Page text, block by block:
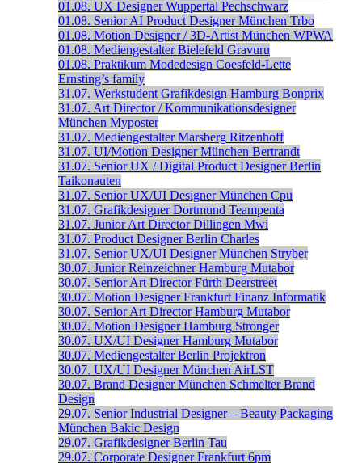
01.08. UX Designer Wuppertal Pechschwarz
01.08. Senior AI Product Designer München Trbo
01.08. Motion Designer / 3D-Artist München WPWA
01.08. Mediengestalter Bielefeld Gravuru
01.08. Praktikum Modedesign Coesfeld-Lette
Ernsting’s family
31.07. Werkstudent Grafikdesign Hamburg Bonprix
31.07. Art Director / Kommunikationsdesigner
München Myposter
31.07. Mediengestalter Marsberg Ritzenhoff
31.07. UI/Motion Designer München Bertrandt
31.07. Senior UX / Digital Product Designer Berlin
Taikonauten
31.07. Senior UX/UI Designer München Cpu
31.07. Grafikdesigner Dortmund Teampenta
31.07. Junior Art Director Dillingen Mwi
31.07. Product Designer Berlin Charles
31.07. Senior UX/UI Designer München Stryber
30.07. Junior Reinzeichner Hamburg Mutabor
30.07. Senior Art Director Fürth Deerstreet
30.07. Motion Designer Frankfurt Finanz Informatik
30.07. Senior Art Director Hamburg Mutabor
30.07. Motion Designer Hamburg Stronger
30.07. UX/UI Designer Hamburg Mutabor
30.07. Mediengestalter Berlin Projektron
30.07. UX/UI Designer München AirLST
30.07. Brand Designer München Schmelter Brand
Design
29.07. Senior Industrial Designer – Beauty Packaging
München Bakic Design
29.07. Grafikdesigner Berlin Tau
29.07. Corporate Designer Frankfurt 6pm